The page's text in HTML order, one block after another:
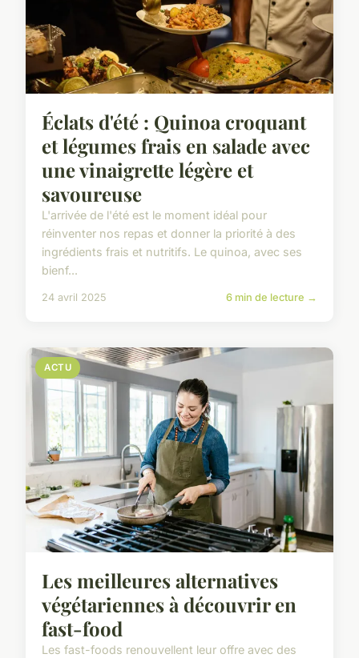
Éclats d'été : Quinoa croquant
et légumes frais en salade avec
une vinaigrette légère et
savoureuse
L'arrivée de l'été est le moment idéal pour
réinventer nos repas et donner la priorité à des
ingrédients frais et nutritifs. Le quinoa, avec ses
bienf...
24 avril 2025 6 min de lecture →
ACTU
Les meilleures alternatives
végétariennes à découvrir en
fast-food
Les fast-foods renouvellent leur offre avec des